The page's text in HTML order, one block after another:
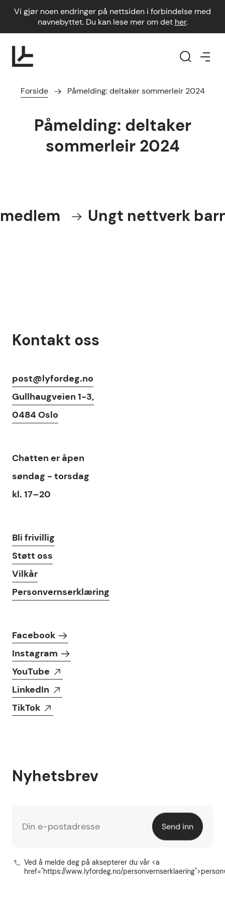
Vi gjør noen endringer på nettsiden i forbindelse med
navnebyttet. Du kan lese mer om det her.
Forside Påmelding: deltaker sommerleir 2024
Påmelding: deltaker
sommerleir 2024
Ungt nettverk
Kontakt oss
Kontaktinfo
post@lyfordeg.no
Gullhaugveien 1-3,
0484 Oslo
Chat
Chatten er åpen
søndag - torsdag
kl. 17–20
Lenker
Bli frivillig
Støtt oss
Vilkår
Personvernserklæring
Følg oss i sosiale medier
Facebook
Instagram
YouTube
LinkedIn
TikTok
Nyhetsbrev
Din e-postadresse Send inn
Ved å melde deg på aksepterer du vår <a
href="https://www.lyfordeg.no/